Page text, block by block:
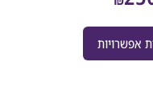
אפשרויות